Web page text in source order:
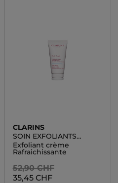
CLARINS
SOIN EXFOLIANTS
VISAGE
Exfoliant crème
Rafraichissante
52,90 CHF
35,45 CHF